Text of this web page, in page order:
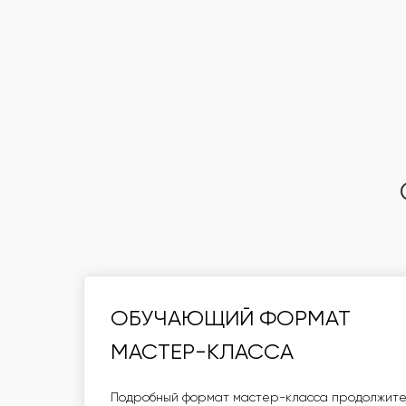
ОБУЧАЮЩИЙ ФОРМАТ
МАСТЕР-КЛАССА
ЧАС. ДО 15 УЧАСТНИКОВ В ГРУППЕ ПРИ
ОБУЧАЮЩИЙ ФОРМАТ
МАСТЕР-КЛАССА
Подробный формат мастер-класса